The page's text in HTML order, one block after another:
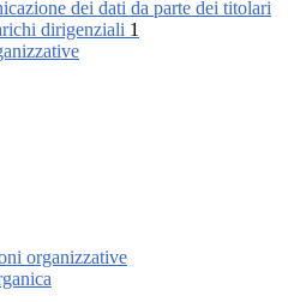
dei dati da parte dei titolari
dirigenziali 1
organizzative